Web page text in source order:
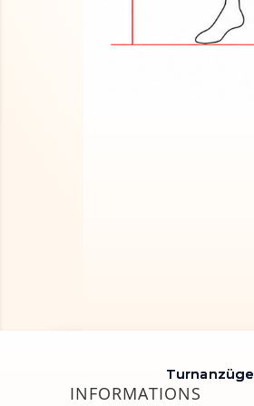
Turnanzüge
Turnanzüge
INFORMATIONS